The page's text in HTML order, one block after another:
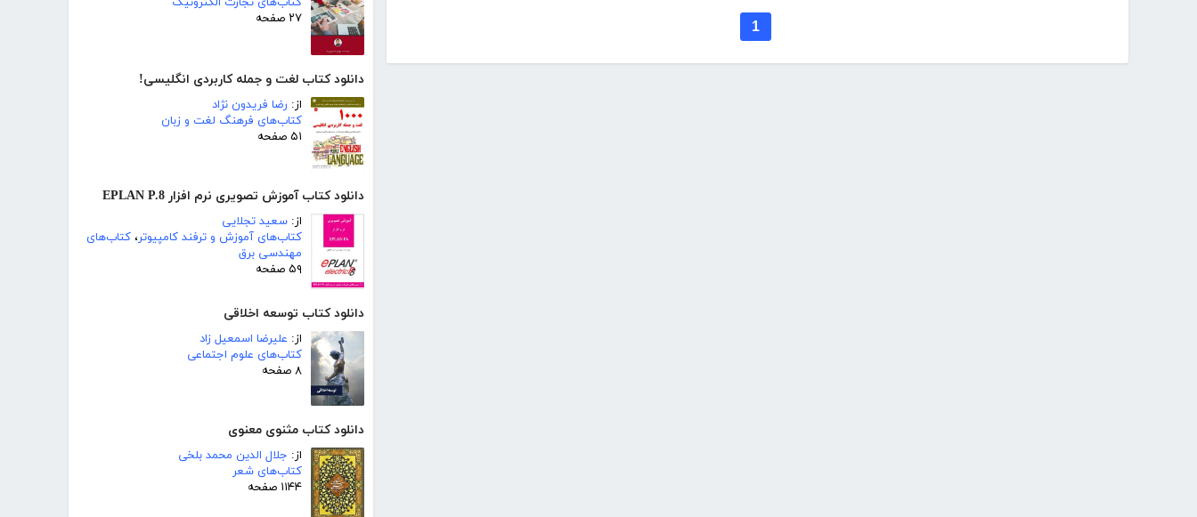
۲۷ صفحه
دانلود کتاب لغت و جمله کاربردی انگلیسی!
از: رضا فریدون نژاد
کتاب‌های فرهنگ لغت و زبان
۵۱ صفحه
دانلود کتاب آموزش تصویری نرم افزار EPLAN P.8
از: سعید تجلایی
کتاب‌های آموزش و ترفند کامپیوتر، کتاب‌های
مهندسی برق
۵۹ صفحه
دانلود کتاب توسعه اخلاقی
از: علیرضا اسمعیل زاد
کتاب‌های علوم اجتماعی
۸ صفحه
دانلود کتاب مثنوی معنوی
از: جلال الدین محمد بلخی
کتاب‌های شعر
۱۱۴۴ صفحه
1